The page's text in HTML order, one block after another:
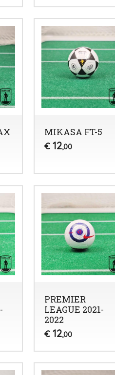
MIKASA FT-5
€ 12,00
PREMIER
LEAGUE 2021-
2022
€ 12,00